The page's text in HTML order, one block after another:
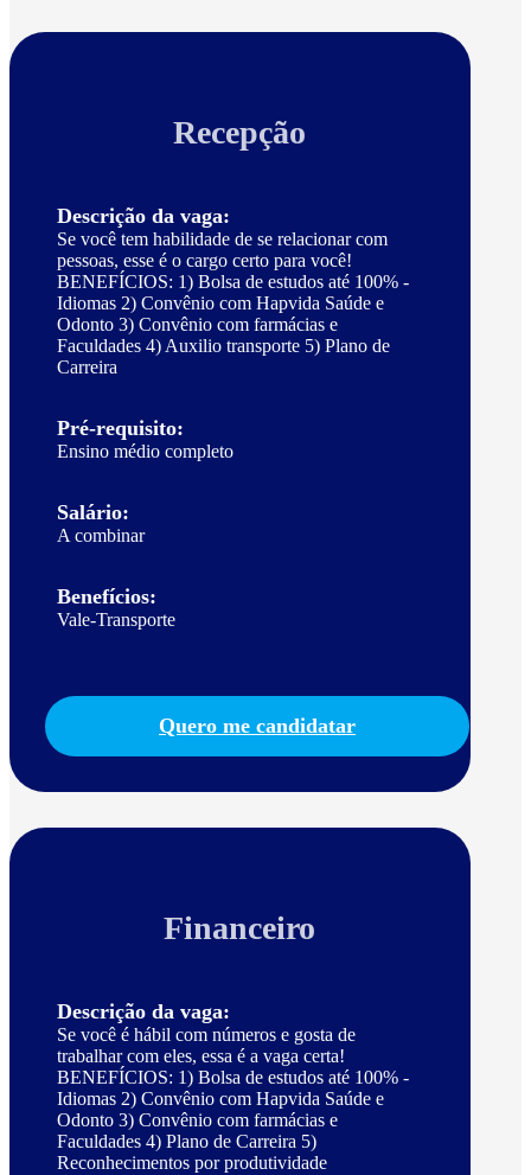
Recepção
Descrição da vaga:
Se você tem habilidade de se relacionar com
pessoas, esse é o cargo certo para você!
BENEFÍCIOS: 1) Bolsa de estudos até 100% -
Idiomas 2) Convênio com Hapvida Saúde e
Odonto 3) Convênio com farmácias e
Faculdades 4) Auxilio transporte 5) Plano de
Carreira
Pré-requisito:
Ensino médio completo
Salário:
A combinar
Benefícios:
Vale-Transporte
Quero me candidatar
Financeiro
Descrição da vaga:
Se você é hábil com números e gosta de
trabalhar com eles, essa é a vaga certa!
BENEFÍCIOS: 1) Bolsa de estudos até 100% -
Idiomas 2) Convênio com Hapvida Saúde e
Odonto 3) Convênio com farmácias e
Faculdades 4) Plano de Carreira 5)
Reconhecimentos por produtividade